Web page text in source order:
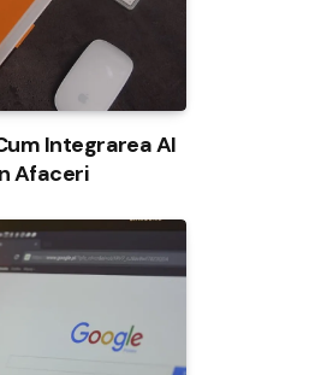
Integrarea AI
Afaceri